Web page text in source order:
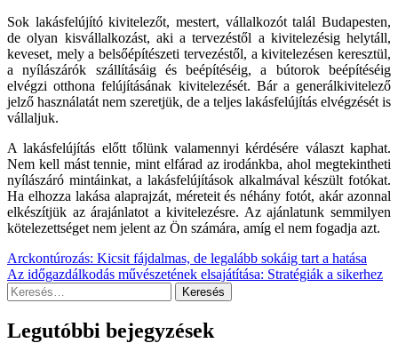
Sok lakásfelújító kivitelezőt, mestert, vállalkozót talál Budapesten,
de olyan kisvállalkozást, aki a tervezéstől a kivitelezésig helytáll,
keveset, mely a belsőépítészeti tervezéstől, a kivitelezésen keresztül,
a nyílászárók szállításáig és beépítéséig, a bútorok beépítéséig
elvégzi otthona felújításának kivitelezését. Bár a generálkivitelező
jelző használatát nem szeretjük, de a teljes lakásfelújítás elvégzését is
vállaljuk.
A lakásfelújítás előtt tőlünk valamennyi kérdésére választ kaphat.
Nem kell mást tennie, mint elfárad az irodánkba, ahol megtekintheti
nyílászáró mintáinkat, a lakásfelújítások alkalmával készült fotókat.
Ha elhozza lakása alaprajzát, méreteit és néhány fotót, akár azonnal
elkészítjük az árajánlatot a kivitelezésre. Az ajánlatunk semmilyen
kötelezettséget nem jelent az Ön számára, amíg el nem fogadja azt.
Bejegyzés
navigáció
Arckontúrozás: Kicsit fájdalmas, de legalább sokáig tart a hatása
Az időgazdálkodás művészetének elsajátítása: Stratégiák a sikerhez
Keresés:
Legutóbbi bejegyzések